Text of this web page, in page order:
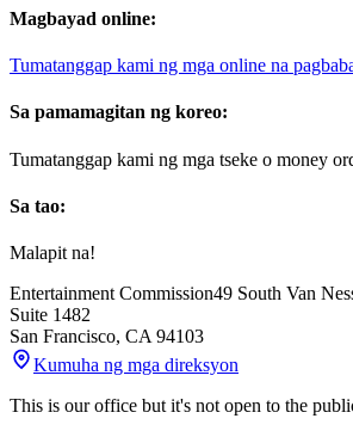
Magbayad online:
Tumatanggap kami ng mga online na
Sa pamamagitan ng koreo:
Tumatanggap kami ng mga tseke o money
Sa tao:
Malapit na!
Entertainment Commission49 South Van
Suite 1482
San Francisco, CA 94103
Kumuha ng mga direksyon
This is our office but it's not open to the